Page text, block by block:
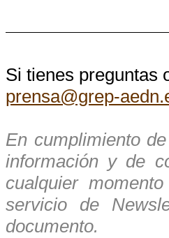
Si tienes preguntas
prensa@grep-
En cumplimiento
información y de
cualquier
servicio de
documento.